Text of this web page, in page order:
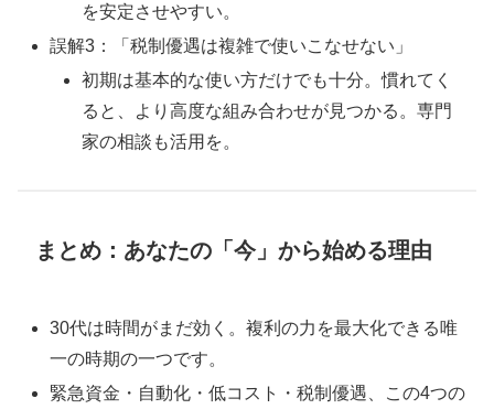
を安定させやすい。
誤解3：「税制優遇は複雑で使いこなせない」
初期は基本的な使い方だけでも十分。慣れてく
ると、より高度な組み合わせが見つかる。専門
家の相談も活用を。
まとめ：あなたの「今」から始める理由
30代は時間がまだ効く。複利の力を最大化できる唯
一の時期の一つです。
緊急資金・自動化・低コスト・税制優遇、この4つの